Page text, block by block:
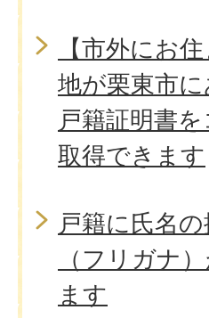
【市外にお
地が栗東市
戸籍証明書
取得できます
戸籍に氏名
（フリガナ
ます